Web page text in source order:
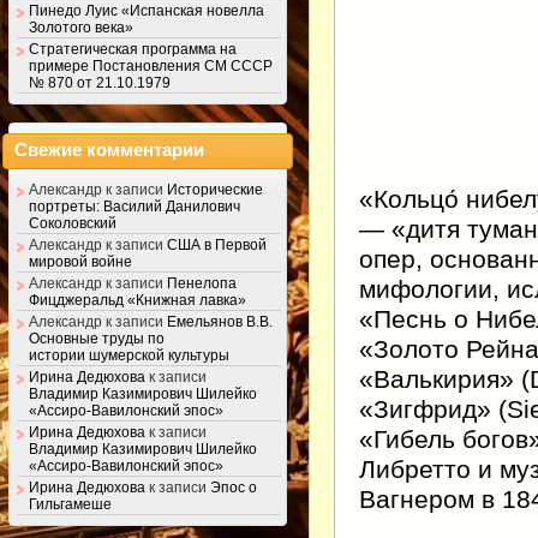
«Кольцо́
— «дитя
опер,
мифологии,
«Песнь о
«Золото
«Валькирия»
«Зигфрид»
«Гибель
Либретто и
Вагнером в
Пинедо Луис «Испанская новелла
Золотого века»
Стратегическая программа на
примере Постановления СМ СССР
№ 870 от 21.10.1979
Свежие комментарии
Александр к записи Исторические
портреты: Василий Данилович
Соколовский
Александр к записи США в Первой
мировой войне
Александр к записи Пенелопа
Фицджеральд «Книжная лавка»
Александр к записи Емельянов В.В.
Основные труды по
истории шумерской культуры
Ирина Дедюхова к записи
Владимир Казимирович Шилейко
«Ассиро-Вавилонский эпос»
Ирина Дедюхова к записи
Владимир Казимирович Шилейко
«Ассиро-Вавилонский эпос»
Ирина Дедюхова к записи Эпос о
Гильгамеше